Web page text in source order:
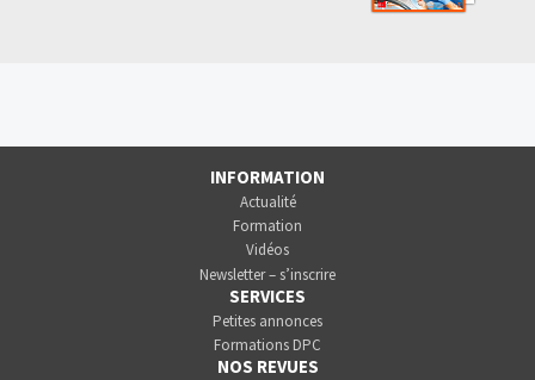
INFORMATION
Actualité
Formation
Vidéos
Newsletter – s’inscrire
SERVICES
Petites annonces
Formations DPC
NOS REVUES